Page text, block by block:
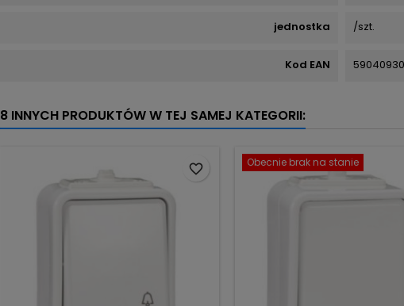
jednostka /szt.
Kod EAN
8 INNYCH PRODUKTÓW W TEJ SAMEJ KATEGORII:
favorite_border Obecnie brak na stanie